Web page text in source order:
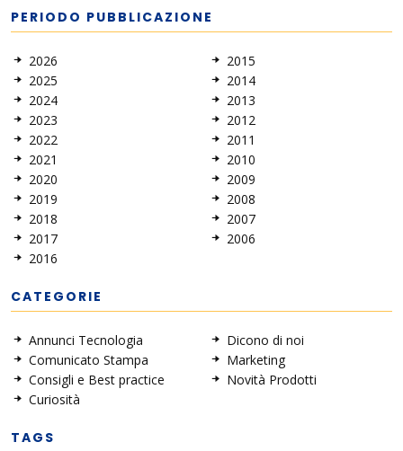
PERIODO PUBBLICAZIONE
2026
2025
2024
2023
2022
2021
2020
2019
2018
2017
2016
2015
2014
2013
2012
2011
2010
2009
2008
2007
2006
CATEGORIE
Annunci Tecnologia
Comunicato Stampa
Consigli e Best practice
Curiosità
Dicono di noi
Marketing
Novità Prodotti
TAGS